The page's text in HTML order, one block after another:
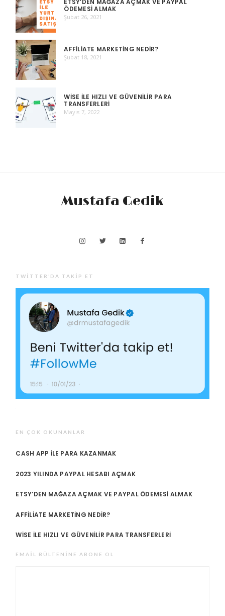
ÖDEMESI ALMAK
Şubat 26, 2021
AFFILIATE MARKETING NEDIR?
Şubat 18, 2021
WISE ILE HIZLI VE GÜVENILIR PARA
TRANSFERLERI
Mayıs 7, 2022
Mustafa Gedik
TWITTER’DA TAKIP ET
EN ÇOK OKUNANLAR
CASH APP ILE PARA KAZANMAK
2023 YILINDA PAYPAL HESABI AÇMAK
ETSY’DEN MAĞAZA AÇMAK VE PAYPAL ÖDEMESI ALMAK
AFFILIATE MARKETING NEDIR?
WISE ILE HIZLI VE GÜVENILIR PARA TRANSFERLERI
EMAIL BÜLTENINE ABONE OL